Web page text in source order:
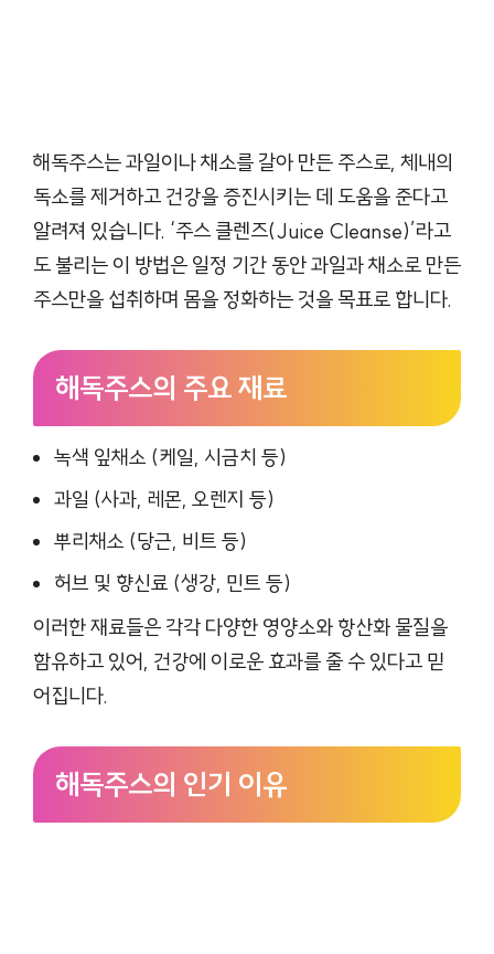
해독주스는 과일이나 채소를 갈아 만든 주스로, 체내의
독소를 제거하고 건강을 증진시키는 데 도움을 준다고
알려져 있습니다. ‘주스 클렌즈(Juice Cleanse)’라고
도 불리는 이 방법은 일정 기간 동안 과일과 채소로 만든
주스만을 섭취하며 몸을 정화하는 것을 목표로 합니다.
해독주스의 주요 재료
녹색 잎채소 (케일, 시금치 등)
과일 (사과, 레몬, 오렌지 등)
뿌리채소 (당근, 비트 등)
허브 및 향신료 (생강, 민트 등)
이러한 재료들은 각각 다양한 영양소와 항산화 물질을
함유하고 있어, 건강에 이로운 효과를 줄 수 있다고 믿
어집니다.
해독주스의 인기 이유